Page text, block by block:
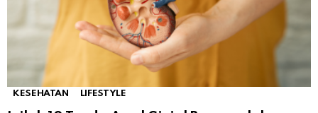
KESEHATAN LIFESTYLE